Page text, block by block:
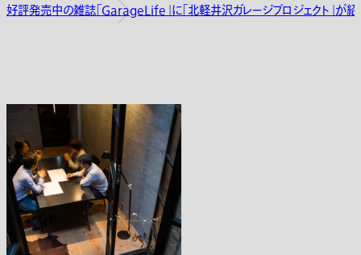
好評発売中の雑誌「GarageLife」に「北軽井沢ガレージプロジェクト」が紹